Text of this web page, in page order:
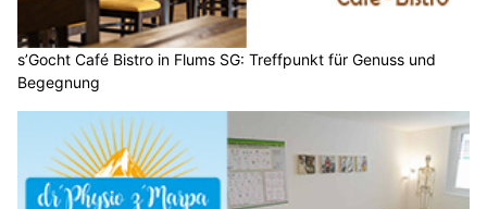
s’Gocht Café Bistro in Flums SG: Treffpunkt für Genuss und
Begegnung